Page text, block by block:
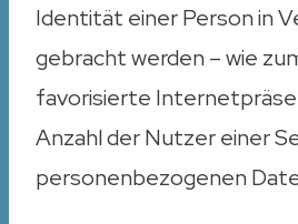
Identität einer Person in
gebracht werden – wie
favorisierte
Anzahl der Nutzer einer
personenbezogenen